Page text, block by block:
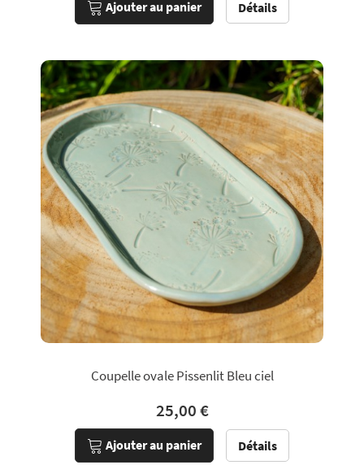
Ajouter au panier Détails
Coupelle ovale Pissenlit Bleu ciel
25,00 €
Ajouter au panier Détails